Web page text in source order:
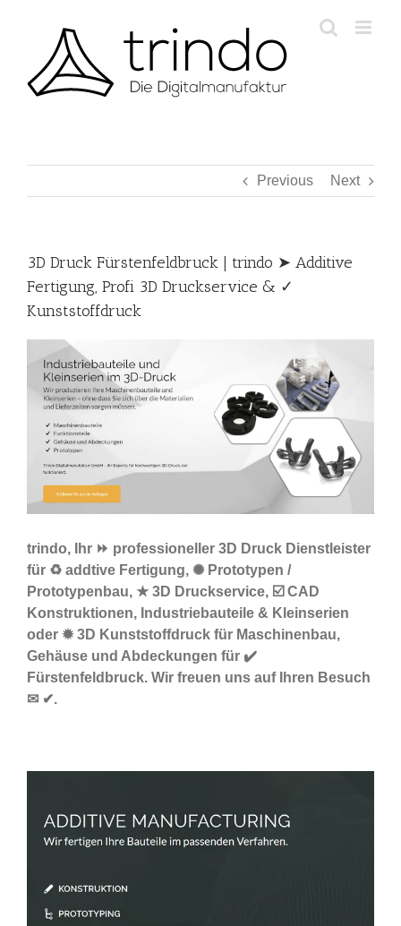
Previous Next
3D Druck Fürstenfeldbruck | trindo ➤ Additive
Fertigung, Profi 3D Druckservice & ✓
Kunststoffdruck
trindo, Ihr ⏩ professioneller 3D Druck Dienstleister
für ♻ addtive Fertigung, ✺ Prototypen /
Prototypenbau, ★ 3D Druckservice, ☑️ CAD
Konstruktionen, Industriebauteile & Kleinserien
oder ✹ 3D Kunststoffdruck für Maschinenbau,
Gehäuse und Abdeckungen für ✔️
Fürstenfeldbruck. Wir freuen uns auf Ihren Besuch
✉ ✔.